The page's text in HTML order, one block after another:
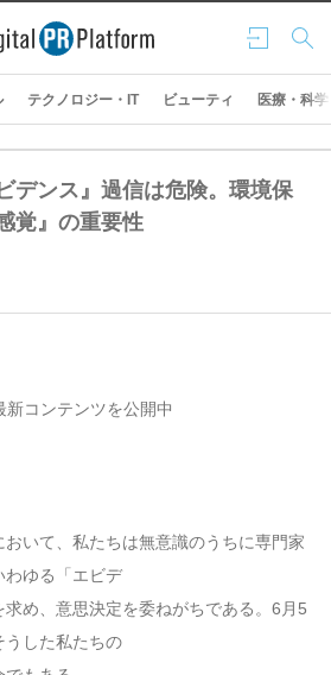
ログ
イン
検索
テクノロジー・IT ビューティ 医療・科学
デンス』過信は危険。環境保
覚』の重要性
コンテンツを公開中
おいて、私たちは無意識のうちに専門家
わゆる「エビデ
め、意思決定を委ねがちである。6月5
うした私たちの